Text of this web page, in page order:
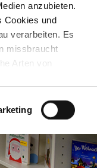
anzubieten.
Cookies und
verarbeiten. Es
missbraucht
Arten von
Cookies kann